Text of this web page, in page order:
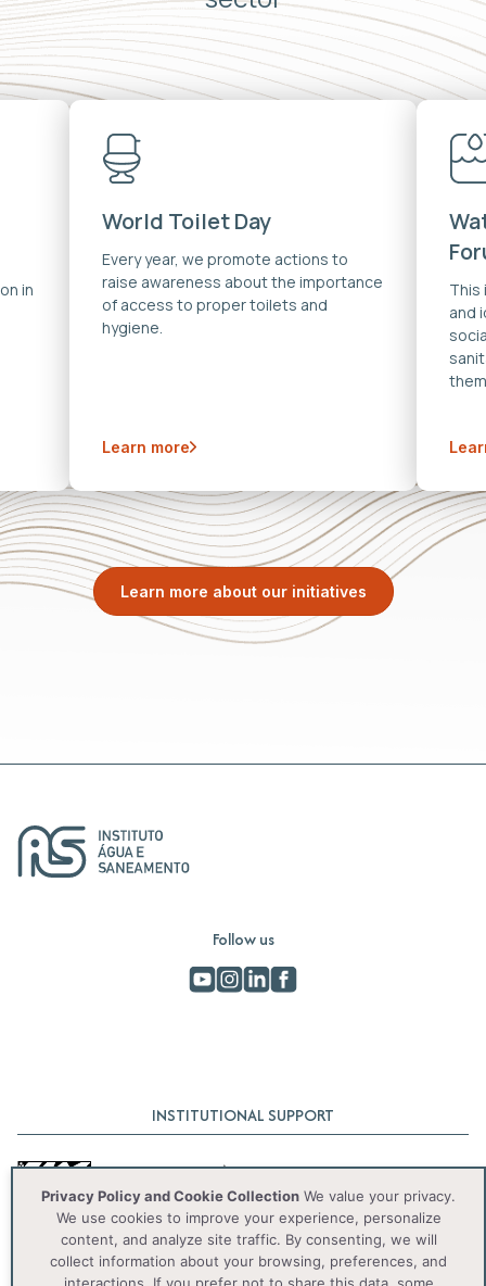
in
World Toilet Day
Every year, we promote actions to
raise awareness about the importance
of access to proper toilets and
hygiene.
Learn more
This
and
Learn more about our initiatives
Follow us
INSTITUTIONAL SUPPORT
Privacy Policy and Cookie Collection We value your privacy.
We use cookies to improve your experience, personalize
content, and analyze site traffic. By consenting, we will
collect information about your browsing, preferences, and